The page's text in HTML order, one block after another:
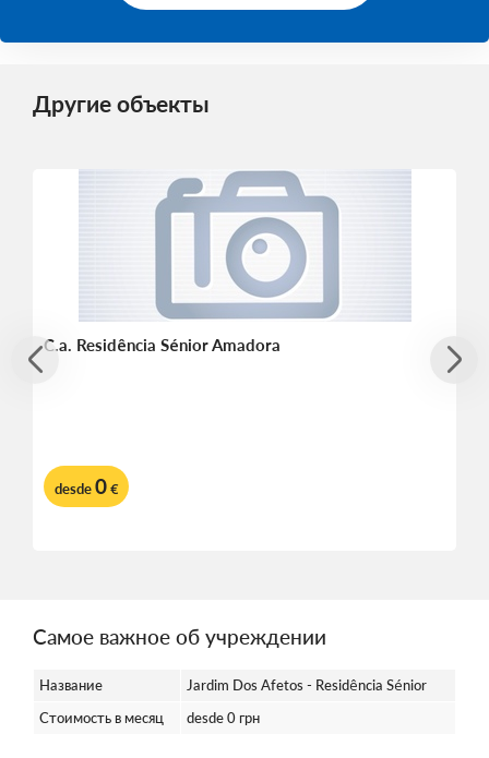
Другие объекты
C.a. Residência Sénior Amadora
desde0€
Самое важное об учреждении
Название
Jardim Dos Afetos - Residência Sénior
Стоимость в месяц
desde 0 грн